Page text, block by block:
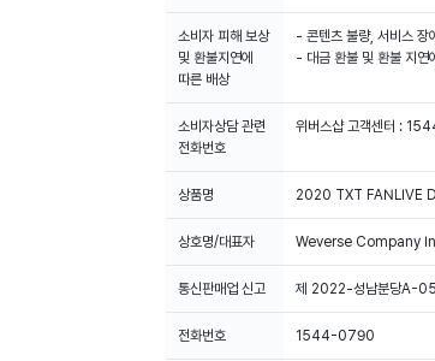
소비자 피해 보상
및 환불지연에
따른 배상
- 콘텐츠 불량, 서비스 장
- 대금 환불 및 환불 지연
소비자상담 관련
전화번호
위버스샵 고객센터 :
상품명 2020 TXT FANLIVE
상호명/대표자 Weverse Company
통신판매업 신고 제 2022-성남분당A-
전화번호 1544-0790